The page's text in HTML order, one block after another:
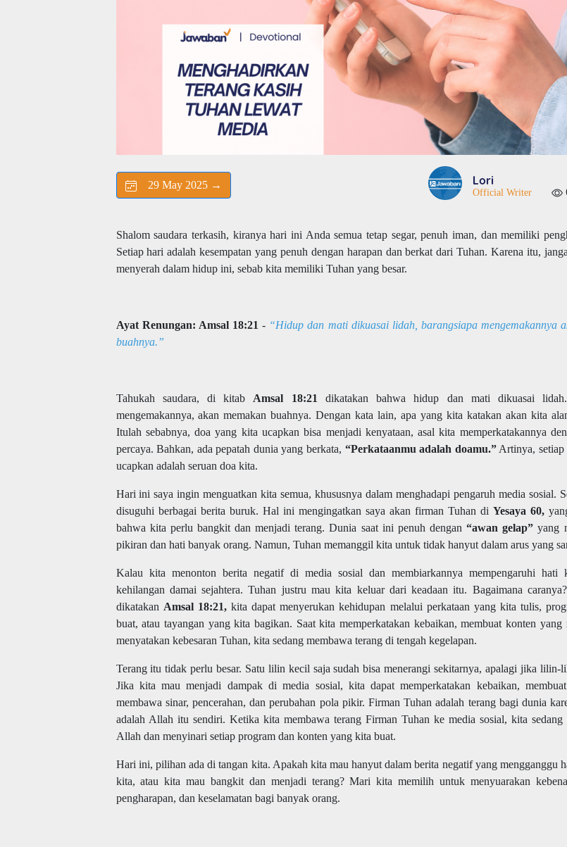
29 May 2025 → Lori
Official Writer
Shalom saudara terkasih, kiranya hari ini Anda semua tetap segar, penuh iman, dan memiliki
Setiap hari adalah kesempatan yang penuh dengan harapan dan berkat dari Tuhan. Karena itu,
menyerah dalam hidup ini, sebab kita memiliki Tuhan yang besar.
Ayat Renungan: Amsal 18:21 - “Hidup dan mati dikuasai lidah, barangsiapa mengemakannya
buahnya.”
Tahukah saudara, di kitab Amsal 18:21 dikatakan bahwa hidup dan mati dikuasai lidah.
mengemakannya, akan memakan buahnya. Dengan kata lain, apa yang kita katakan akan kita
Itulah sebabnya, doa yang kita ucapkan bisa menjadi kenyataan, asal kita memperkatakannya
percaya. Bahkan, ada pepatah dunia yang berkata, “Perkataanmu adalah doamu.”Artinya, setiap
ucapkan adalah seruan doa kita.
Hari ini saya ingin menguatkan kita semua, khususnya dalam menghadapi pengaruh media sosial.
disuguhi berbagai berita buruk. Hal ini mengingatkan saya akan firman Tuhan diYesaya 60,
bahwa kita perlu bangkit dan menjadi terang. Dunia saat ini penuh dengan“awan gelap” yang
pikiran dan hati banyak orang. Namun, Tuhan memanggil kita untuk tidak hanyut dalam arus yang
Kalau kita menonton berita negatif di media sosial dan membiarkannya mempengaruhi hati
kehilangan damai sejahtera. Tuhan justru mau kita keluar dari keadaan itu. Bagaimana
dikatakan Amsal 18:21,kita dapat menyerukan kehidupan melalui perkataan yang kita tulis,
buat, atau tayangan yang kita bagikan. Saat kita memperkatakan kebaikan, membuat konten yang
menyatakan kebesaran Tuhan, kita sedang membawa terang di tengah kegelapan.
Terang itu tidak perlu besar. Satu lilin kecil saja sudah bisa menerangi sekitarnya, apalagi jika lilin-
Jika kita mau menjadi dampak di media sosial, kita dapat memperkatakan kebaikan,
membawa sinar, pencerahan, dan perubahan pola pikir. Firman Tuhan adalah terang bagi dunia
adalah Allah itu sendiri. Ketika kita membawa terang Firman Tuhan ke media sosial, kita sedang
Allah dan menyinari setiap program dan konten yang kita buat.
Hari ini, pilihan ada di tangan kita. Apakah kita mau hanyut dalam berita negatif yang mengganggu
kita, atau kita mau bangkit dan menjadi terang? Mari kita memilih untuk menyuarakan
pengharapan, dan keselamatan bagi banyak orang.